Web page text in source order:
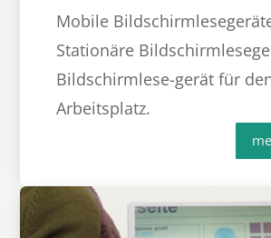
Mobile
Stationäre
Bildschirmlese-gerät für
Arbeitsplatz.